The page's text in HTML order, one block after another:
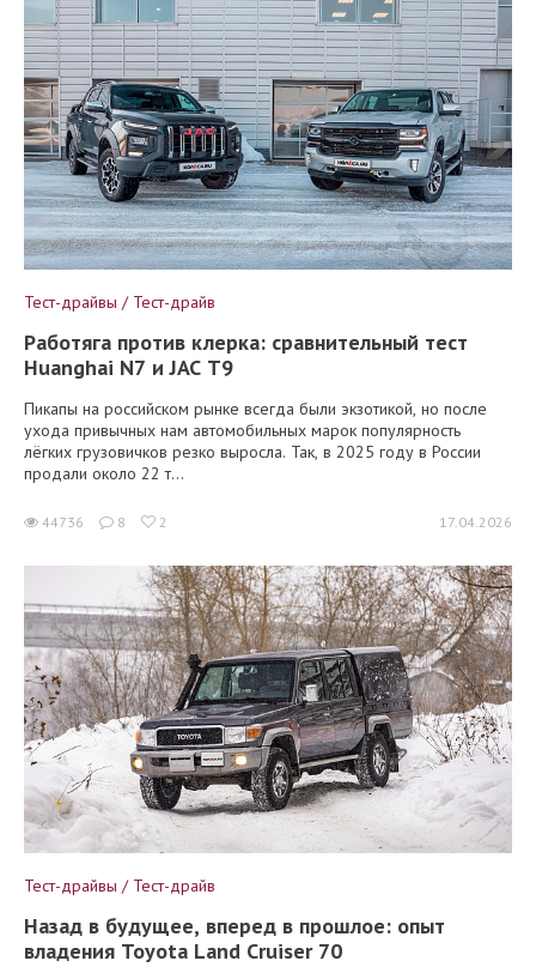
Тест-драйвы / Тест-драйв
Работяга против клерка: сравнительный тест
Huanghai N7 и JAC T9
Пикапы на российском рынке всегда были экзотикой, но после
ухода привычных нам автомобильных марок популярность
лёгких грузовичков резко выросла. Так, в 2025 году в России
продали около 22 т...
44736 8 2 17.04.2026
Тест-драйвы / Тест-драйв
Назад в будущее, вперед в прошлое: опыт
владения Toyota Land Cruiser 70